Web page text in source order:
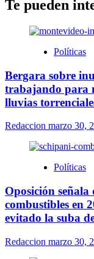
Te pueden
Políticas
Bergara sobre
trabajando para
lluvias
Redaccion marzo 30,
Políticas
Oposición
combustibles en
evitado la suba
Redaccion marzo 30,